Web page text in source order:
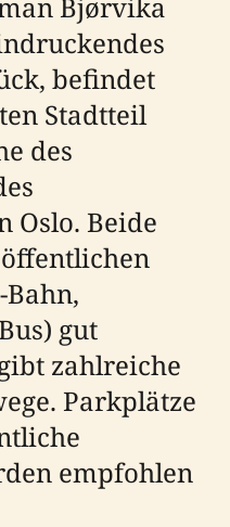
befindet
Stadtteil
des
Oslo. Beide
gut
zahlreiche
Parkplätze
empfohlen